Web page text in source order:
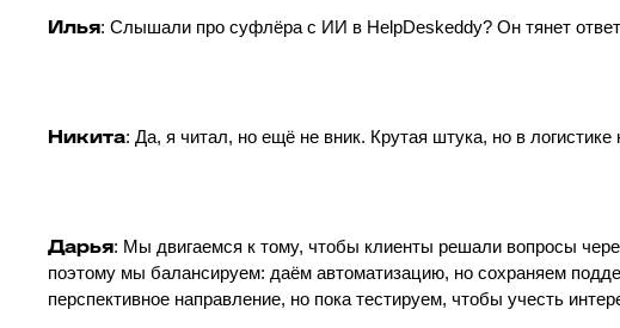
Илья: Слышали про суфлёра с ИИ в HelpDeskeddy? Он тянет
Никита: Да, я читал, но ещё не вник. Крутая штука, но в
Дарья: Мы двигаемся к тому, чтобы клиенты решали вопросы
поэтому мы балансируем: даём автоматизацию, но сохраняем
перспективное направление, но пока тестируем, чтобы учесть